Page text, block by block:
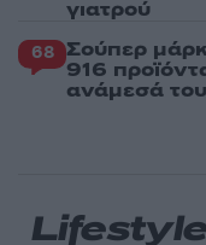
γιατρού
68 Σούπερ
916
ανάμεσά